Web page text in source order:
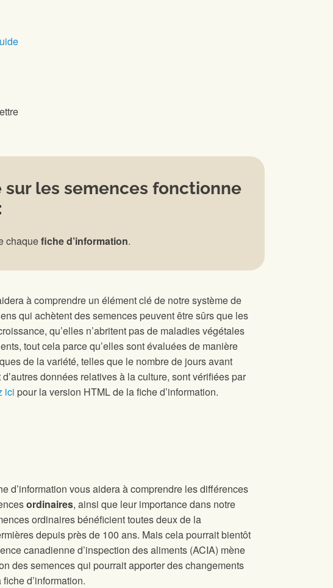
les semences fonctionne
chaquefiche d’information.
à comprendre un élément clé de notre système de
qui achètent des semences peuvent être sûrs que les
qu’elles n’abritent pas de maladies végétales
tout cela parce qu’elles sont évaluées de manière
de la variété, telles que le nombre de jours avant
données relatives à la culture, sont vérifiées par
ici pour la version HTML de la fiche d’information.
d’information vous aidera à comprendre les différences
ordinaires, ainsi que leur importance dans notre
ordinaires bénéficient toutes deux de la
depuis près de 100 ans. Mais cela pourrait bientôt
canadienne d’inspection des aliments (ACIA) mène
des semences qui pourrait apporter des changements
d’information.